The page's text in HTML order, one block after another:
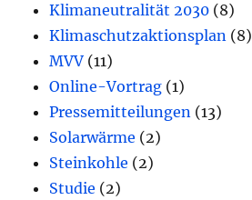
Klimaneutralität 2030 (8)
Klimaschutzaktionsplan (8)
MVV (11)
Online-Vortrag (1)
Pressemitteilungen (13)
Solarwärme (2)
Steinkohle (2)
Studie (2)